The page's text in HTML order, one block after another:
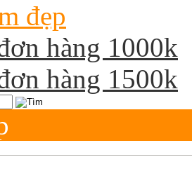
đẹp
hàng 1000k
hàng 1500k